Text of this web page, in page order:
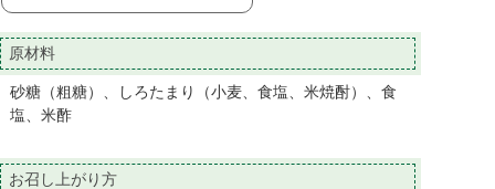
原材料
砂糖（粗糖）、しろたまり（小麦、食塩、米焼酎）、食
塩、米酢
お召し上がり方